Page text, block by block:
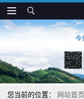
您当前的位置： 网站首页